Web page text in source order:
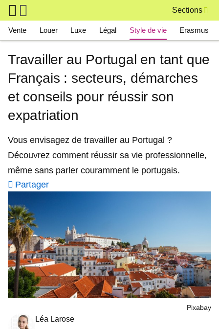
Skip to main content
Sections
Main navigation
Vente Louer Luxe Légal Style de vie Erasmus
Travailler au Portugal en tant que
Français : secteurs, démarches
et conseils pour réussir son
expatriation
Vous envisagez de travailler au Portugal ?
Découvrez comment réussir sa vie professionnelle,
même sans parler couramment le portugais.
Partager
Pixabay
Léa Larose